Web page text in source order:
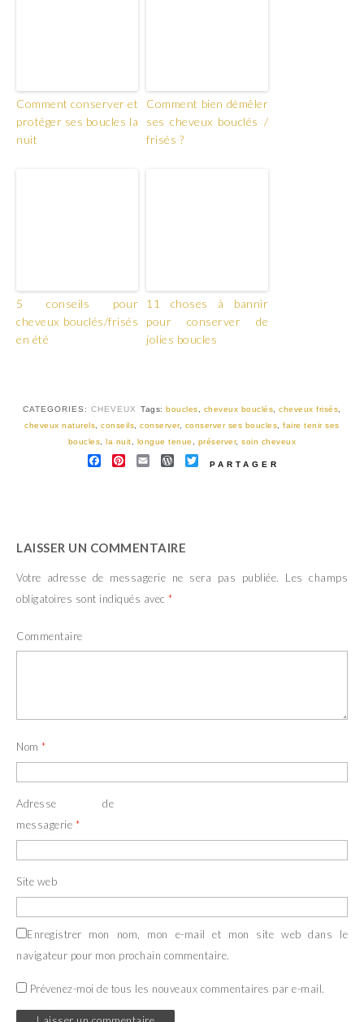
Comment conserver et
protéger ses boucles la
nuit
Comment bien démêler
ses cheveux bouclés /
frisés ?
5 conseils pour
cheveux bouclés/frisés
en été
11 choses à bannir
pour conserver de
jolies boucles
CATEGORIES:CHEVEUX Tags:boucles cheveux bouclés ,cheveux frisés
cheveux naturels ,conseils ,conserver, conserver ses boucles ,faire tenir ses
boucles ,la nuit longue tenue préserver,soin cheveux
FACEBOOK
PINTEREST
EMAILWORDPRESS
TWITTER
PARTAGER
LAISSER UN COMMENTAIRE
Votre adresse de messagerie ne sera pas publiée.
Les champs
obligatoires sont indiqués avec *
Commentaire
Nom *
Adresse de
messagerie *
Site web
Enregistrer mon nom, mon e-mail et mon site web dans le
navigateur pour mon prochain commentaire.
Prévenez-moi de tous les nouveaux commentaires par e-mail.